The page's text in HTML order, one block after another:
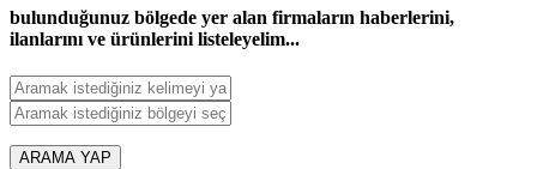
bulunduğunuz bölgede yer alan firmaların haberlerini,
ilanlarını ve ürünlerini listeleyelim...
ARAMA YAP